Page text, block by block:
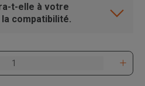
t-elle à votre
compatibilité.